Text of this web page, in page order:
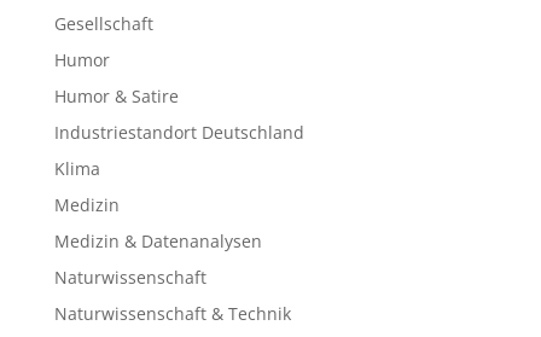
Gesellschaft
Humor
Humor & Satire
Industriestandort Deutschland
Klima
Medizin
Medizin & Datenanalysen
Naturwissenschaft
Naturwissenschaft & Technik